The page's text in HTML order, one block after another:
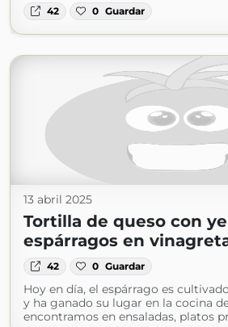
42 0 Guardar
13 abril 2025
Tortilla de queso con
espárragos en
42 0 Guardar
Hoy en día, el espárrago es
y ha ganado su lugar en la cocina
encontramos en ensaladas, platos